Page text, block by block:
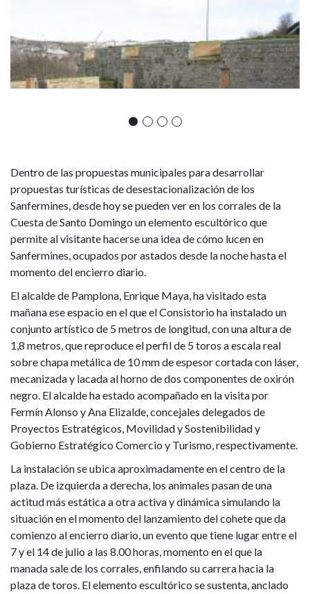
Dentro de las propuestas municipales para desarrollar
propuestas turísticas de desestacionalización de los
Sanfermines, desde hoy se pueden ver en los corrales de la
Cuesta de Santo Domingo un elemento escultórico que
permite al visitante hacerse una idea de cómo lucen en
Sanfermines, ocupados por astados desde la noche hasta el
momento del encierro diario.
El alcalde de Pamplona, Enrique Maya, ha visitado esta
mañana ese espacio en el que el Consistorio ha instalado un
conjunto artístico de 5 metros de longitud, con una altura de
1,8 metros, que reproduce el perfil de 5 toros a escala real
sobre chapa metálica de 10 mm de espesor cortada con láser,
mecanizada y lacada al horno de dos componentes de oxirón
negro. El alcalde ha estado acompañado en la visita por
Fermín Alonso y Ana Elizalde, concejales delegados de
Proyectos Estratégicos, Movilidad y Sostenibilidad y
Gobierno Estratégico Comercio y Turismo, respectivamente.
La instalación se ubica aproximadamente en el centro de la
plaza. De izquierda a derecha, los animales pasan de una
actitud más estática a otra activa y dinámica simulando la
situación en el momento del lanzamiento del cohete que da
comienzo al encierro diario, un evento que tiene lugar entre el
7 y el 14 de julio a las 8.00 horas, momento en el que la
manada sale de los corrales, enfilando su carrera hacia la
plaza de toros. El elemento escultórico se sustenta, anclado